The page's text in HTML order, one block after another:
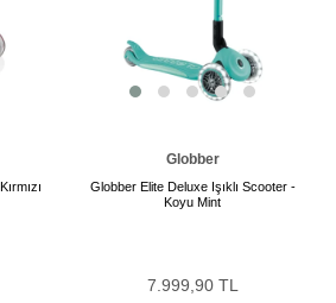
Globber
Globber Elite Deluxe Işıklı Scooter -
Koyu Mint
7.999,90 TL